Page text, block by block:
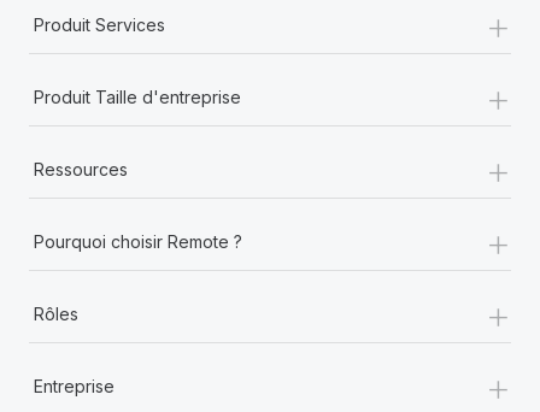
Produit Services +
Produit Taille d'entreprise +
Ressources +
Pourquoi choisir Remote ? +
Rôles +
Entreprise +